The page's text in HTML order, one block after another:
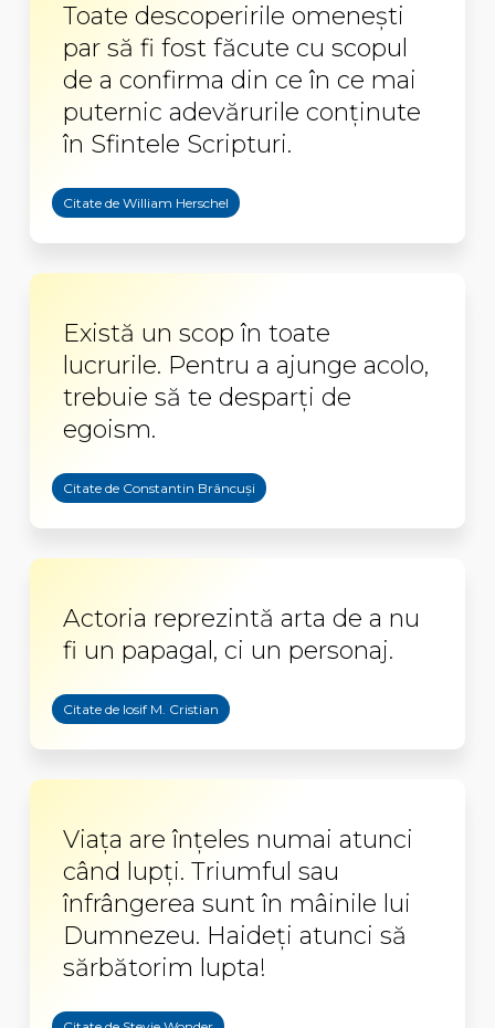
Toate descoperirile omeneşti
par să fi fost făcute cu scopul
de a confirma din ce în ce mai
puternic adevărurile conţinute
în Sfintele Scripturi.
Citate de William Herschel
Există un scop în toate
lucrurile. Pentru a ajunge acolo,
trebuie să te desparți de
egoism.
Citate de Constantin Brâncuși
Actoria reprezintă arta de a nu
fi un papagal, ci un personaj.
Citate de Iosif M. Cristian
Viața are înțeles numai atunci
când lupți. Triumful sau
înfrângerea sunt în mâinile lui
Dumnezeu. Haideți atunci să
sărbătorim lupta!